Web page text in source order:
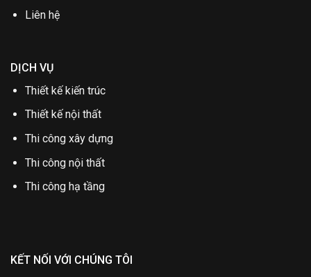
Liên hệ
DỊCH VỤ
Thiết kế kiến trúc
Thiết kế nội thất
Thi công xây dựng
Thi công nội thất
Thi công hạ tầng
KẾT NỐI VỚI CHÚNG TÔI